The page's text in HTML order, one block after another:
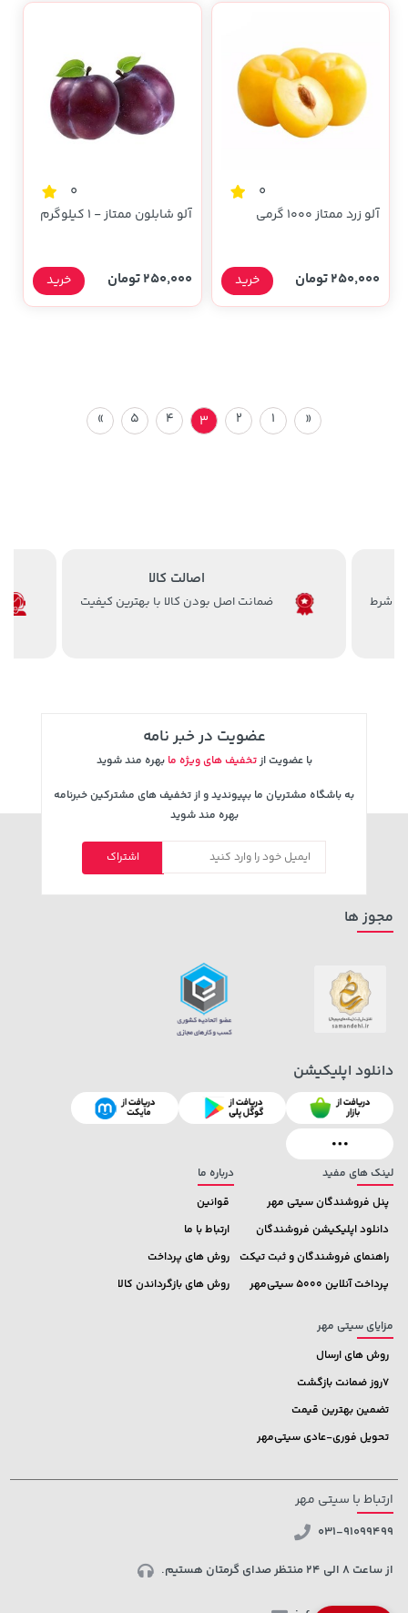
0
آلو زرد ممتاز 1000 گرمی
250,000 تومان خرید
0
آلو شابلون ممتاز - 1 کیلوگرم
250,000 تومان خرید
«
1
2
3
4
5
»
اصالت کالا
ضمانت اصل بودن کالا با بهترین کیفیت
عضویت در خبر نامه
با عضویت ازتخفیف های ویژه ما بهره مند شوید
به باشگاه مشتریان ما بپیوندید و از تخفیف های مشترکین خبرنامه
بهره مند شوید
اشتراک
لینک های مفید
پنل فروشندگان سیتی مهر
دانلود اپلیکیشن فروشندگان
راهنمای فروشندگان و ثبت تیکت
پرداخت آنلاین 5000 سیتی‌مهر
درباره ما
قوانین
ارتباط با ما
روش های پرداخت
روش های بازگرداندن کالا
مزایای سیتی مهر
روش های ارسال
7روز ضمانت بازگشت
تضمین بهترین قیمت
تحویل فوری-عادی سیتی‌مهر
مجوز ها
دانلود اپلیکیشن
ارتباط با سیتی مهر
031-91099499
از ساعت 8 الی 24 منتظر صدای گرمتان هستیم.